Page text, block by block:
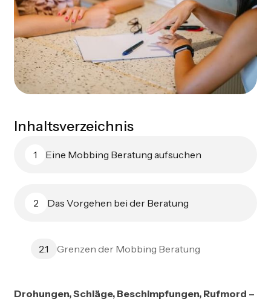
Inhaltsverzeichnis
1 Eine Mobbing Beratung aufsuchen
2 Das Vorgehen bei der Beratung
2.1 Grenzen der Mobbing Beratung
Drohungen, Schläge, Beschimpfungen, Rufmord –